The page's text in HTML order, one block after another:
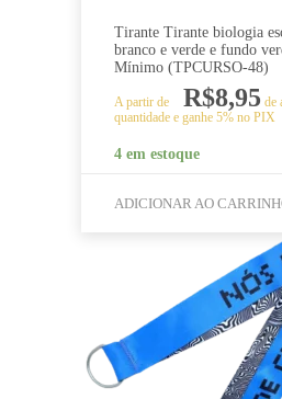
Tirante Tirante biologia
branco e verde e fundo
Mínimo (TPCURSO-48)
A partir de R$8,95 de
quantidade e ganhe 5% no PIX
4 em estoque
ADICIONAR AO